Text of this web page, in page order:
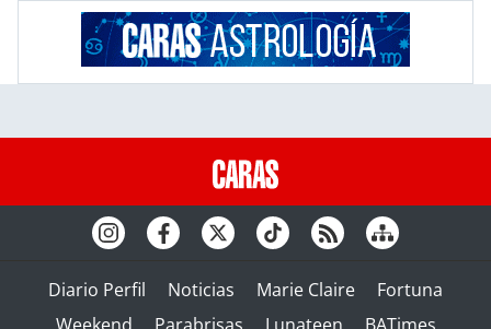
Diario Perfil Noticias Marie Claire
Fortuna